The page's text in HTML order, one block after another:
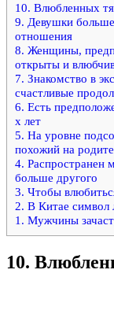
10. Влюбленных
9. Девушки
отношения
8. Женщины,
открыты и
7. Знакомство в
счастливые
6. Есть
х лет
5. На уровне
похожий на
4. Распространен
больше другого
3. Чтобы
2. В Китае символ
1. Мужчины
10.